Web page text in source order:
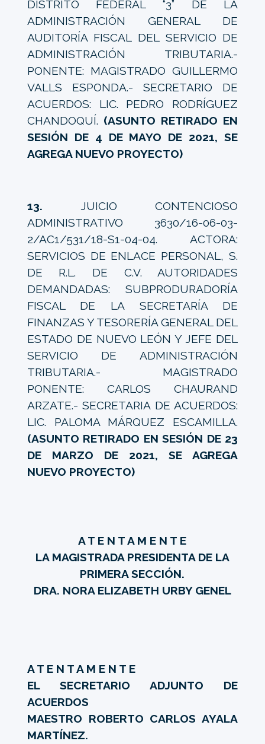
DISTRITO FEDERAL “3” DE LA
ADMINISTRACIÓN GENERAL DE
AUDITORÍA FISCAL DEL SERVICIO DE
ADMINISTRACIÓN TRIBUTARIA.-
PONENTE: MAGISTRADO GUILLERMO
VALLS ESPONDA.- SECRETARIO DE
ACUERDOS: LIC. PEDRO RODRÍGUEZ
CHANDOQUÍ. (ASUNTO RETIRADO EN
SESIÓN DE 4 DE MAYO DE 2021, SE
AGREGA NUEVO PROYECTO)
13. JUICIO CONTENCIOSO
ADMINISTRATIVO 3630/16-06-03-
2/AC1/531/18-S1-04-04. ACTORA:
SERVICIOS DE ENLACE PERSONAL, S.
DE R.L. DE C.V. AUTORIDADES
DEMANDADAS: SUBPRODURADORÍA
FISCAL DE LA SECRETARÍA DE
FINANZAS Y TESORERÍA GENERAL DEL
ESTADO DE NUEVO LEÓN Y JEFE DEL
SERVICIO DE ADMINISTRACIÓN
TRIBUTARIA.- MAGISTRADO
PONENTE: CARLOS CHAURAND
ARZATE.- SECRETARIA DE ACUERDOS:
LIC. PALOMA MÁRQUEZ ESCAMILLA.
(ASUNTO RETIRADO EN SESIÓN DE 23
DE MARZO DE 2021, SE AGREGA
NUEVO PROYECTO)
A T E N T A M E N T E
LA MAGISTRADA PRESIDENTA DE LA
PRIMERA SECCIÓN.
DRA. NORA ELIZABETH URBY GENEL
A T E N T A M E N T E
EL SECRETARIO ADJUNTO DE
ACUERDOS
MAESTRO ROBERTO CARLOS AYALA
MARTÍNEZ.